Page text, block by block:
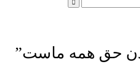
حق همه ماست”